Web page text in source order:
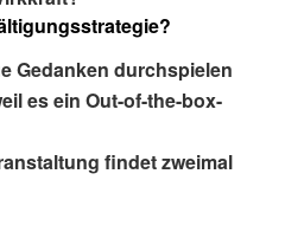
Gedanken durchspielen
es ein Out-of-the-box-
findet zweimal